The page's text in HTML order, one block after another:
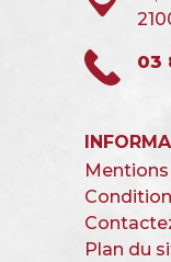
03
Plan du